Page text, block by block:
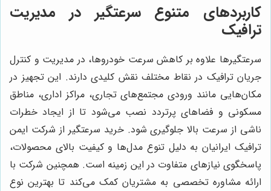
کاربردهای متنوع سرعتگیر در مدیریت
ترافیک
سرعتگیرها علاوه بر کاهش سرعت خودروها، در مدیریت و کنترل
جریان ترافیک در نقاط مختلف نقش کلیدی دارند. این تجهیز در
مکان‌هایی مانند ورودی مجتمع‌های تجاری، مراکز اداری، مناطق
مسکونی و فضاهای پرتردد نصب می‌شود تا از ایجاد خطرات
ناشی از سرعت بالا جلوگیری شود. خرید سرعتگیر از شرکت ایمن
ترافیک ایرانیان به دلیل تنوع مدل‌ها و کیفیت بالای محصولات،
پاسخگوی نیازهای متفاوت در این زمینه است. همچنین شرکت با
ارائه مشاوره تخصصی به مشتریان کمک می‌کند تا بهترین نوع